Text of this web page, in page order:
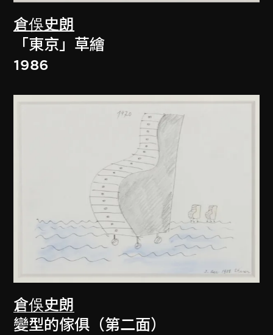
倉俁史朗
「東京」草繪
1986
倉俁史朗
變型的傢俱（第二面）